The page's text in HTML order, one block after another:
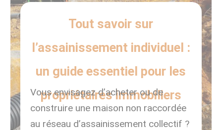
Tout savoir sur
l’assainissement individuel :
un guide essentiel pour les
propriétaires immobiliers
Vous envisagez d’acheter ou de
construire une maison non raccordée
au réseau d’assainissement collectif ?